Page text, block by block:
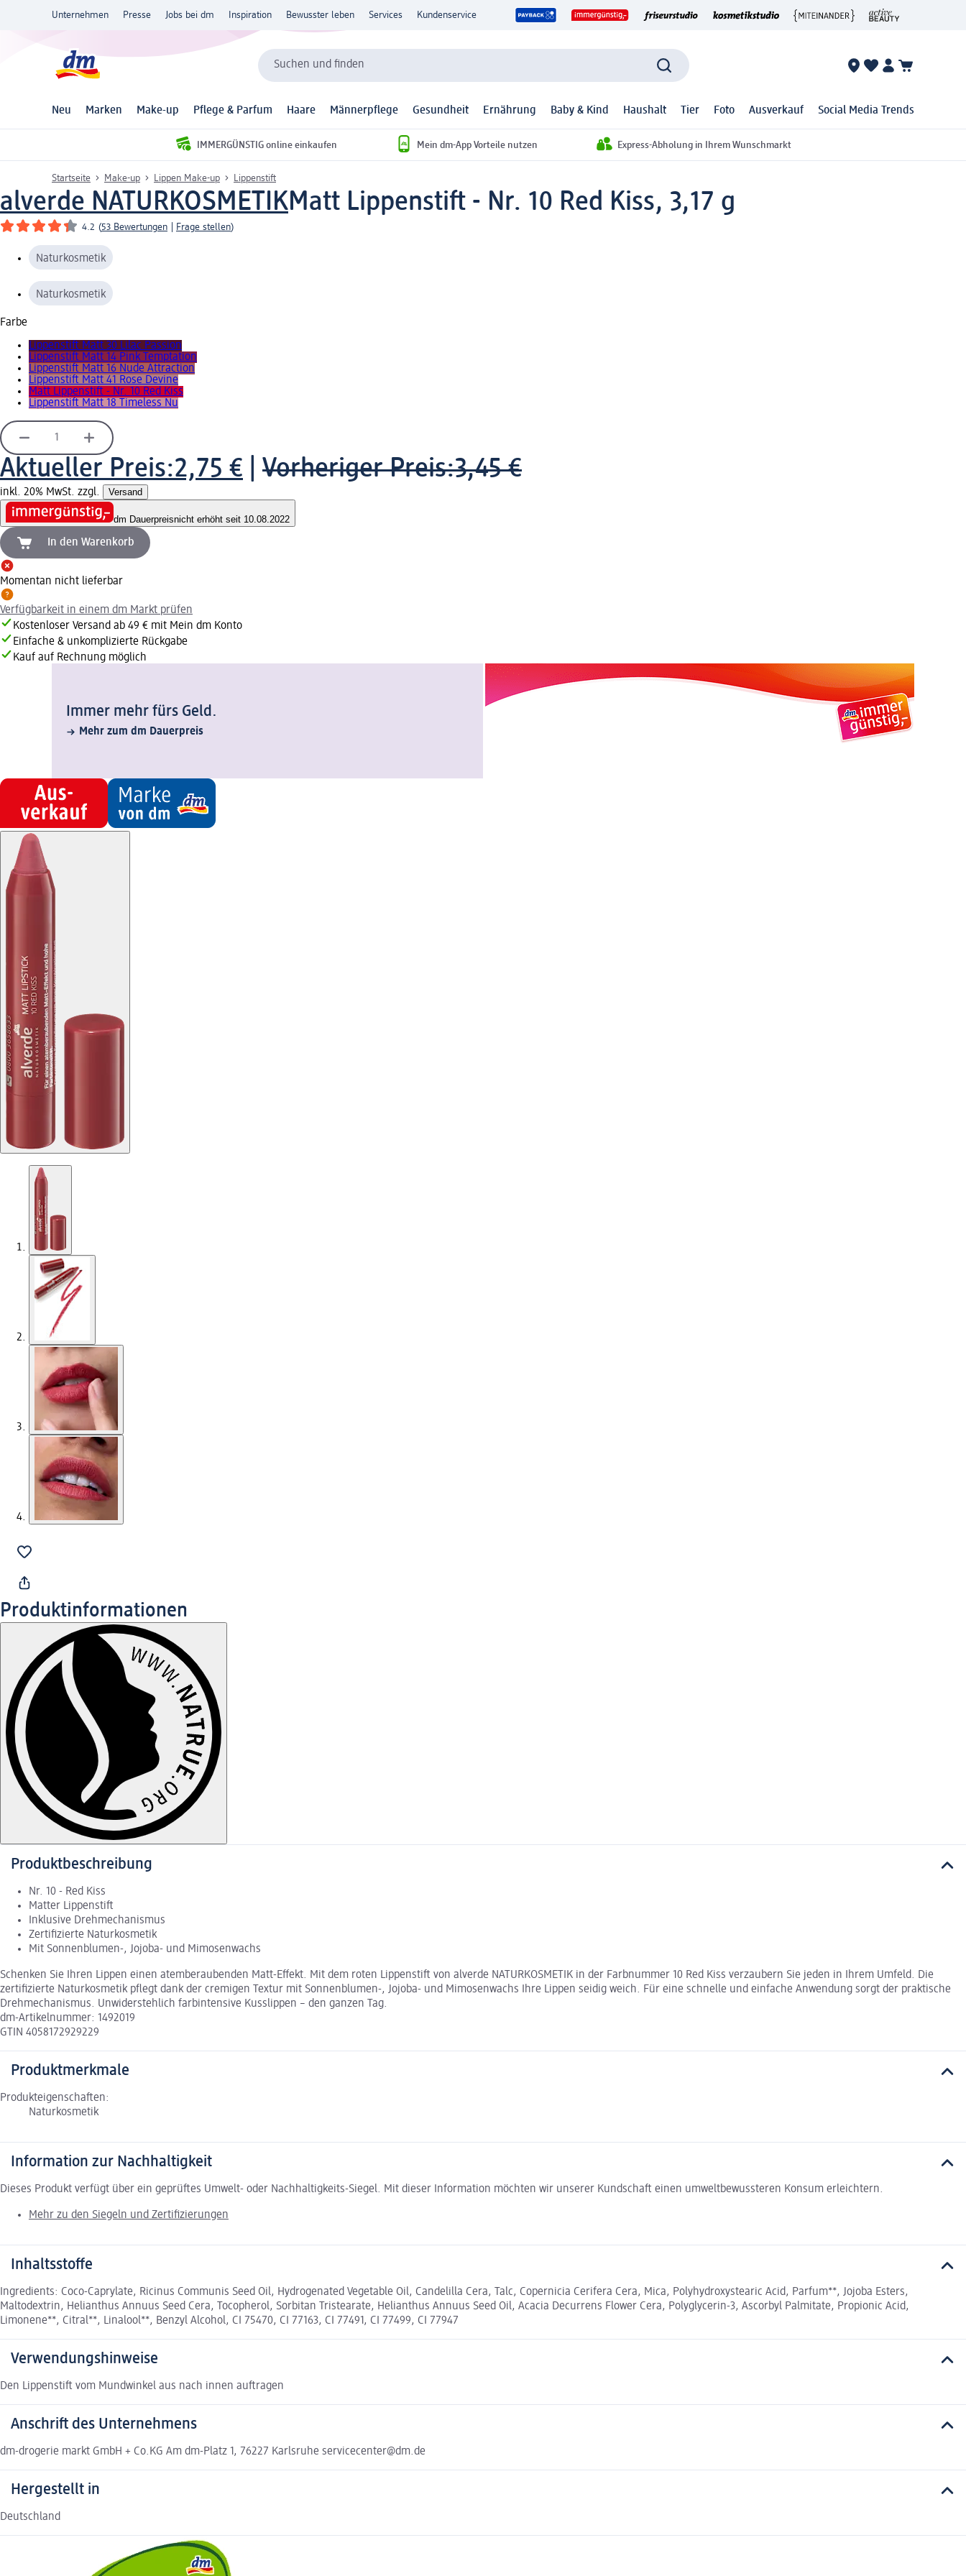
Unternehmen Presse Jobs bei dm Inspiration Bewusster leben Services Kundenservice
Suchen und finden
Neu Marken Make-up Pflege & Parfum Haare Männerpflege Gesundheit Ernährung Baby & Kind Haushalt Tier Foto Ausverkauf Social Media Trends
IMMERGÜNSTIG online einkaufen Mein dm-App Vorteile nutzen Express-Abholung in Ihrem Wunschmarkt
Startseite Make-up Lippen Make-up Lippenstift
alverde NATURKOSMETIKMatt Lippenstift - Nr. 10 Red Kiss, 3,17 g
4.2 (53 Bewertungen Frage stellen)
Naturkosmetik
Naturkosmetik
Farbe
Lippenstift Matt 30 Lilac Passion
Lippenstift Matt 14 Pink Temptation
Lippenstift Matt 16 Nude Attraction
Lippenstift Matt 41 Rose Devine
Matt Lippenstift - Nr. 10 Red Kiss
Lippenstift Matt 18 Timeless Nu
Aktueller Preis:2,75 € Vorheriger Preis:3,45 €
inkl. 20% MwSt. zzgl. Versand
dm Dauerpreisnicht erhöht seit 10.08.2022
In den Warenkorb
Momentan nicht lieferbar
Verfügbarkeit in einem dm Markt prüfen
Kostenloser Versand ab 49 € mit Mein dm Konto
Einfache & unkomplizierte Rückgabe
Kauf auf Rechnung möglich
Immer mehr fürs Geld.
Mehr zum dm Dauerpreis
Produktinformationen
Produktbeschreibung
Nr. 10 - Red Kiss
Matter Lippenstift
Inklusive Drehmechanismus
Zertifizierte Naturkosmetik
Mit Sonnenblumen-, Jojoba- und Mimosenwachs
Schenken Sie Ihren Lippen einen atemberaubenden Matt-Effekt. Mit dem roten Lippenstift von alverde NATURKOSMETIK in der Farbnummer 10 Red Kiss verzaubern Sie jeden in Ihrem Umfeld. Die
zertifizierte Naturkosmetik pflegt dank der cremigen Textur mit Sonnenblumen-, Jojoba- und Mimosenwachs Ihre Lippen seidig weich. Für eine schnelle und einfache Anwendung sorgt der praktische
Drehmechanismus. Unwiderstehlich farbintensive Kusslippen – den ganzen Tag.
dm-Artikelnummer: 1492019
GTIN 4058172929229
Produktmerkmale
Produkteigenschaften:
Naturkosmetik
Information zur Nachhaltigkeit
Dieses Produkt verfügt über ein geprüftes Umwelt- oder Nachhaltigkeits-Siegel. Mit dieser Information möchten wir unserer Kundschaft einen umweltbewussteren Konsum erleichtern.
Mehr zu den Siegeln und Zertifizierungen
Inhaltsstoffe
Ingredients: Coco-Caprylate, Ricinus Communis Seed Oil, Hydrogenated Vegetable Oil, Candelilla Cera, Talc, Copernicia Cerifera Cera, Mica, Polyhydroxystearic Acid, Parfum**, Jojoba Esters,
Maltodextrin, Helianthus Annuus Seed Cera, Tocopherol, Sorbitan Tristearate, Helianthus Annuus Seed Oil, Acacia Decurrens Flower Cera, Polyglycerin-3, Ascorbyl Palmitate, Propionic Acid,
Limonene**, Citral**, Linalool**, Benzyl Alcohol, CI 75470, CI 77163, CI 77491, CI 77499, CI 77947
Verwendungshinweise
Den Lippenstift vom Mundwinkel aus nach innen auftragen
Anschrift des Unternehmens
dm-drogerie markt GmbH + Co.KG Am dm-Platz 1, 76227 Karlsruhe servicecenter@dm.de
Hergestellt in
Deutschland